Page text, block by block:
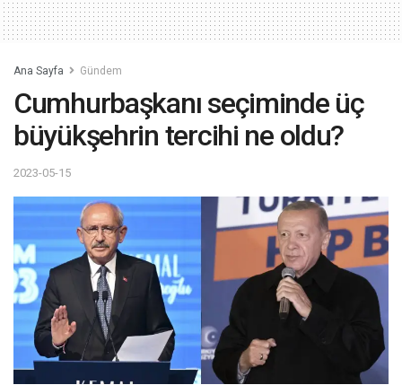
Ana Sayfa Gündem
Cumhurbaşkanı seçiminde üç
büyükşehrin tercihi ne oldu?
2023-05-15